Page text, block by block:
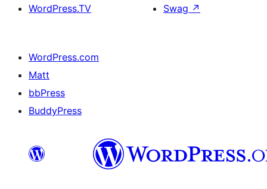
WordPress.TV
Swag ↗
WordPress.com
Matt
bbPress
BuddyPress